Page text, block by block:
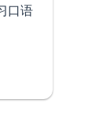
口语